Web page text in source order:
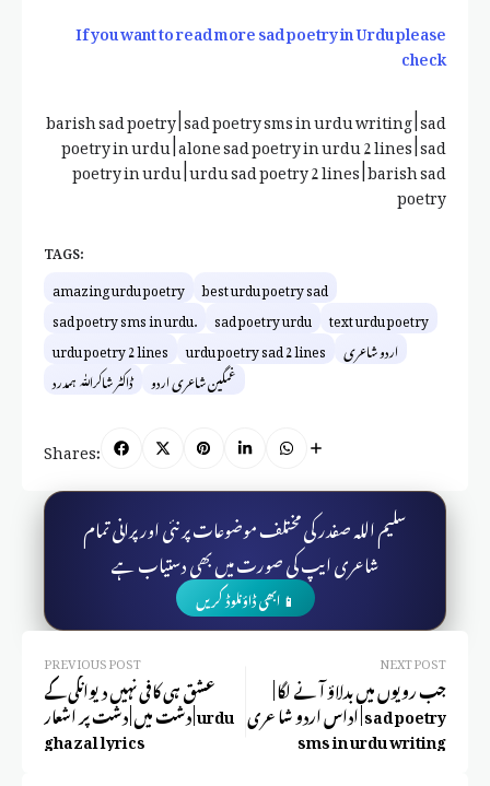
If you want to read more sad poetry in Urdu please
check
barish sad poetry | sad poetry sms in urdu writing | sad
poetry in urdu | alone sad poetry in urdu 2 lines | sad
poetry in urdu | urdu sad poetry 2 lines | barish sad
poetry
TAGS:
amazing urdu poetry best urdu poetry sad
sad poetry sms in urdu. sad poetry urdu text urdu poetry
urdu poetry 2 lines urdu poetry sad 2 lines اردو شاعری
ڈاکٹر شاکراللّٰہ ہمدرد غمگین شاعری اردو
Shares:
سلیم اللہ صفدر کی مختلف موضوعات پر نئی اور پرانی تمام
شاعری ایپ کی صورت میں بھی دستیاب ہے
📱 ابھی ڈاؤنلوڈ کریں
PREVIOUS POST
عشق ہی کافی نہیں دیوانگی کے
دشت میں | دشت پر اشعار | urdu
ghazal lyrics
NEXT POST
جب رویوں میں بدلاؤ آ نے لگا |
اداس اردو شاعری | sad poetry
sms in urdu writing